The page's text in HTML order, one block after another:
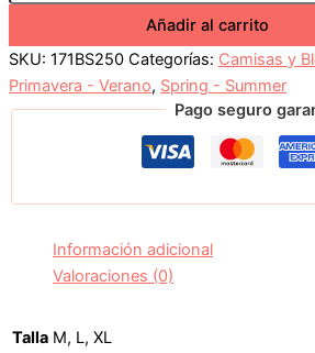
Añadir al carrito
SKU: 171BS250 Categorías: Camisas y
Primavera - Verano, Spring - Summer
Pago seguro
Información adicional
Valoraciones (0)
Talla M, L, XL